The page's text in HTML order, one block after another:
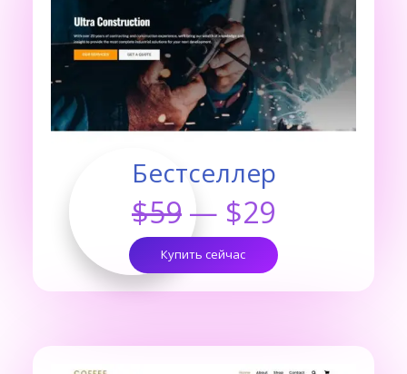
Бестселлер
$59 — $29
Купить сейчас